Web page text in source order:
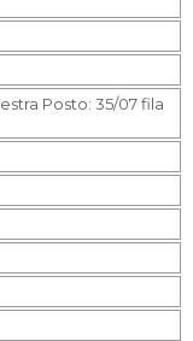
Posto: 35/07 fila